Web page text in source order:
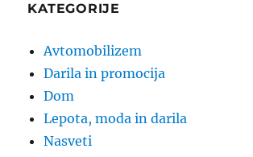
KATEGORIJE
Avtomobilizem
Darila in promocija
Dom
Lepota, moda in darila
Nasveti